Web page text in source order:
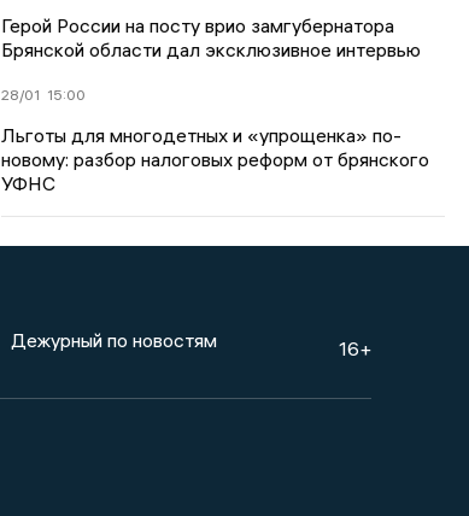
Герой России на посту врио замгубернатора
Брянской области дал эксклюзивное интервью
28/01 15:00
Льготы для многодетных и «упрощенка» по-
новому: разбор налоговых реформ от брянского
УФНС
Дежурный по новостям 16+